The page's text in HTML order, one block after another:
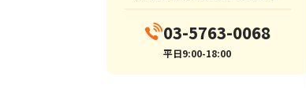
03-5763-0068
平日9:00-18:00